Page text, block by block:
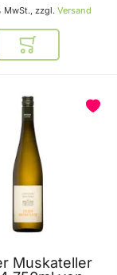
MwSt., zzgl. Versand
In den
Muskateller